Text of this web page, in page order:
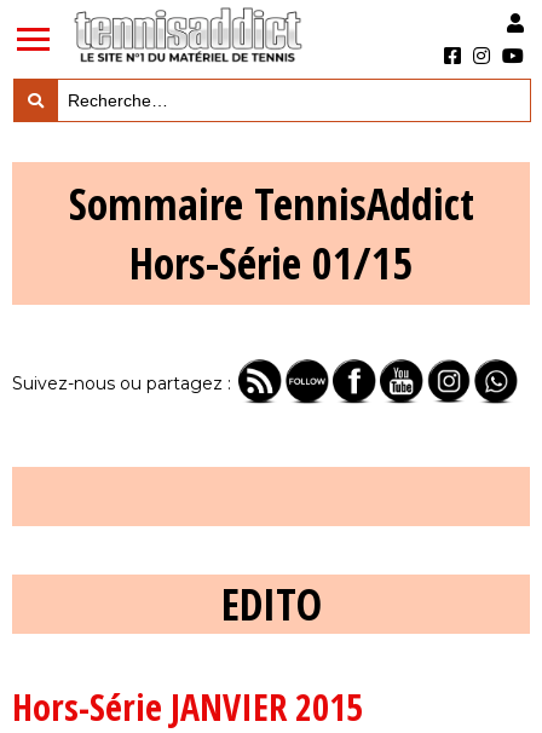
LES ACTUS MARQUES & PRODUITS
LES GUIDES DU MATERIEL
Sommaire TennisAddict
Hors-Série 01/15
Suivez-nous ou partagez :
EDITO
Hors-Série JANVIER 2015